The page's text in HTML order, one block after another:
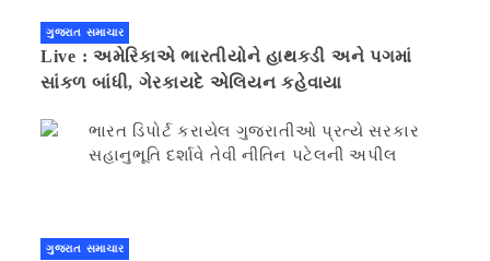
ગુજરાત સમાચાર
Live : અમેરિકાએ ભારતીયોને હાથકડી અને પગમાં
સાંકળ બાંધી, ગેરકાયદે એલિયન કહેવાયા
ગુજરાત સમાચાર